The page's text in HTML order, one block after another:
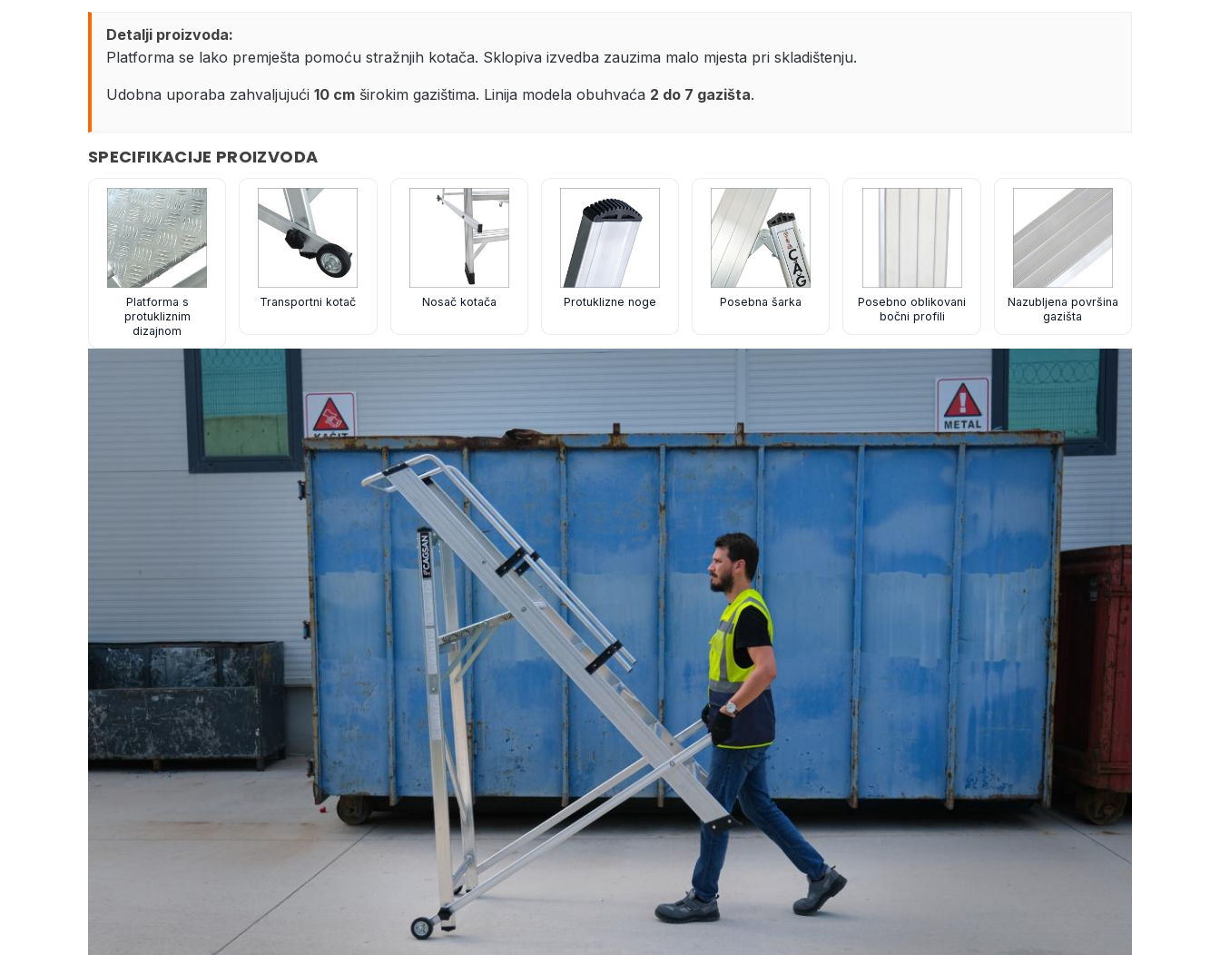
Detalji proizvoda:
Platforma se lako premješta pomoću stražnjih kotača. Sklopiva izvedba zauzima malo mjesta pri skladištenju.
Udobna uporaba zahvaljujući 10 cm širokim gazištima. Linija modela obuhvaća 2 do 7 gazišta.
SPECIFIKACIJE PROIZVODA
Platforma s
protukliznim
dizajnom
Transportni kotač Nosač kotača Protuklizne noge Posebna šarka
Posebno oblikovani
bočni profili
Nazubljena površina
gazišta